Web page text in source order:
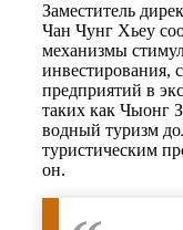
Заместитель
Чан Чунг Хьеу
механизмы
инвестирования,
предприятий в
таких как Чыонг
водный туризм
туристическим
он.